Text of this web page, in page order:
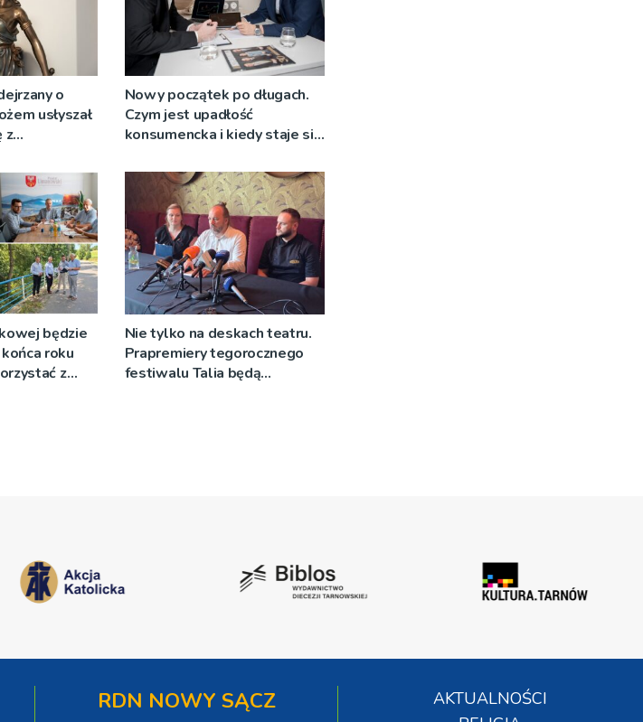
o
usłyszał
z
Nowy początek po długach.
Czym jest upadłość
konsumencka i kiedy staje się
wyjściem?
będzie
roku
z
Nie tylko na deskach teatru.
Prapremiery tegorocznego
festiwalu Talia będą
RDN NOWY SĄCZ
AKTUALNOŚCI